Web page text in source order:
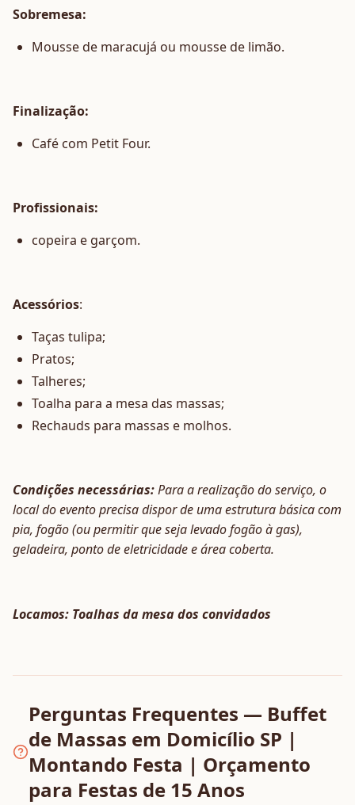
Sobremesa:
Mousse de maracujá ou mousse de limão.
Finalização:
Café com Petit Four.
Profissionais:
copeira e garçom.
Acessórios:
Taças tulipa;
Pratos;
Talheres;
Toalha para a mesa das massas;
Rechauds para massas e molhos.
Condições necessárias:Para a realização do serviço, o
local do evento precisa dispor de uma estrutura básica com
pia, fogão (ou permitir que seja levado fogão à gas),
geladeira, ponto de eletricidade e área coberta.
Locamos: Toalhas da mesa dos convidados
Perguntas Frequentes — Buffet
de Massas em Domicílio SP |
Montando Festa | Orçamento
para Festas de 15 Anos